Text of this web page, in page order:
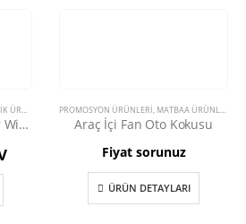
3’ü 1 Arada Katlanabilir Wireless Şarj Cihazı
PROMOSYON ÜRÜNLERİ, MATBAA ÜRÜNLERI
Araç İçi Fan Oto Kokusu
Fiyat sorunuz
ÜRÜN DETAYLARI